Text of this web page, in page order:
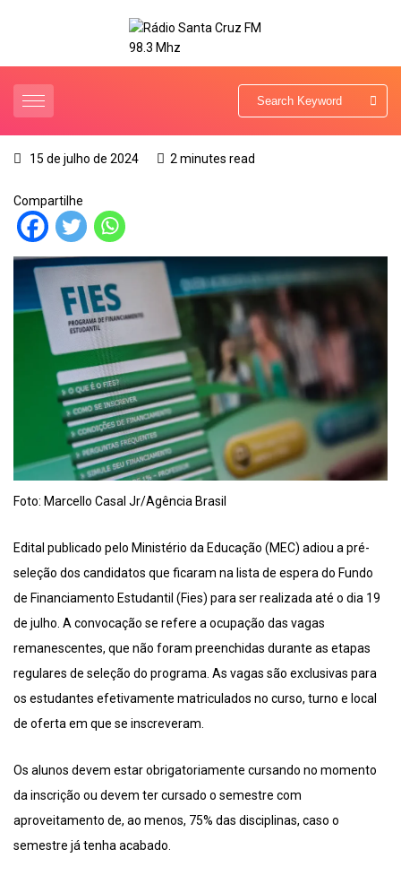
15 de julho de 2024 2 minutes read
Compartilhe
Foto: Marcello Casal Jr/Agência Brasil
Edital publicado pelo Ministério da Educação (MEC) adiou a pré-
seleção dos candidatos que ficaram na lista de espera do Fundo
de Financiamento Estudantil (Fies) para ser realizada até o dia 19
de julho. A convocação se refere a ocupação das vagas
remanescentes, que não foram preenchidas durante as etapas
regulares de seleção do programa. As vagas são exclusivas para
os estudantes efetivamente matriculados no curso, turno e local
de oferta em que se inscreveram.
Os alunos devem estar obrigatoriamente cursando no momento
da inscrição ou devem ter cursado o semestre com
aproveitamento de, ao menos, 75% das disciplinas, caso o
semestre já tenha acabado.